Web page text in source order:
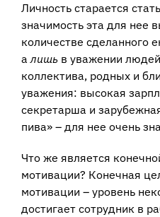
Личность старается
значимость эта для нее
количестве сделанного
алишь в уважении
коллектива, родных и
уважения: высокая
секретарша и
пива» – для нее очень
Что же является
мотивации? Конечная
мотивации – уровень
достигает сотрудник в